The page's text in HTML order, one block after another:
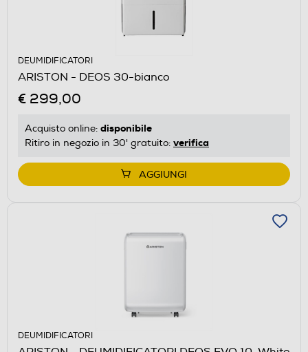
DEUMIDIFICATORI
ARISTON - DEOS 30-bianco
€ 299,00
Acquisto online: disponibile
Ritiro in negozio in 30' gratuito: verifica
AGGIUNGI
DEUMIDIFICATORI